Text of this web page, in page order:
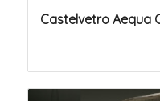
Castelvetro Aequa